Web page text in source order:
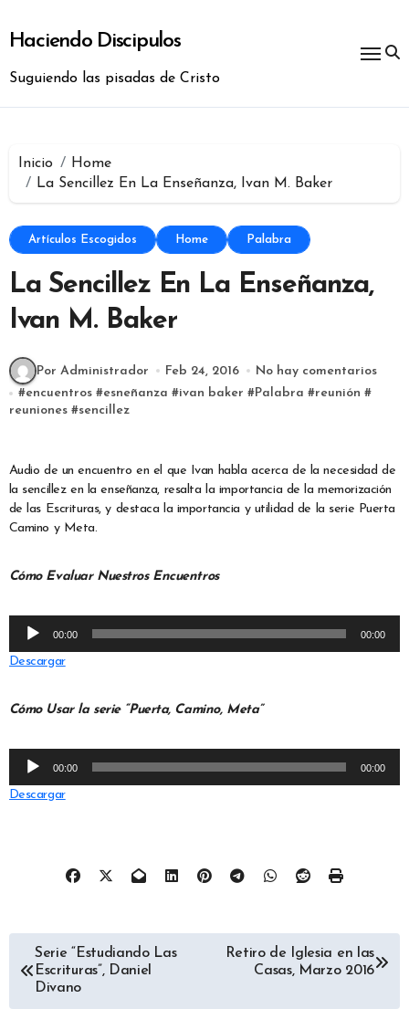
contenido
Haciendo Discipulos
Suguiendo las pisadas de Cristo
Inicio
Home
La Sencillez En La Enseñanza, Ivan M. Baker
Artículos Escogidos Home Palabra
La Sencillez En La Enseñanza,
Ivan M. Baker
Por Administrador Feb 24, 2016
No hay comentarios
#encuentros #esneñanza #ivan baker #Palabra #reunión #
reuniones #sencillez
Audio de un encuentro en el que Ivan habla acerca de la necesidad de
la sencillez en la enseñanza, resalta la importancia de la memorización
de las Escrituras, y destaca la importancia y utilidad de la serie Puerta
Camino y Meta.
Cómo Evaluar Nuestros Encuentros
Reproductor
audio
00:00 00:00
Descargar
Cómo Usar la serie “Puerta, Camino, Meta”
Reproductor
audio
00:00 00:00
Descargar
Navegación
de
Serie “Estudiando Las
Escrituras”, Daniel
Divano
Retiro de Iglesia en las
Casas, Marzo 2016